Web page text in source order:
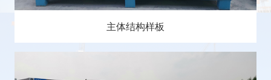
主体结构样板